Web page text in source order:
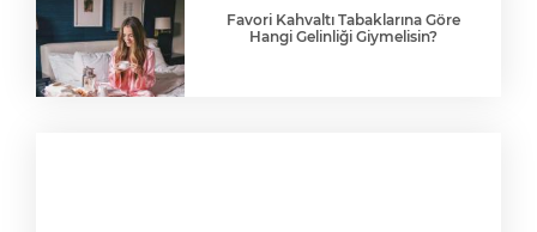
Favori Kahvaltı Tabaklarına Göre
Hangi Gelinliği Giymelisin?